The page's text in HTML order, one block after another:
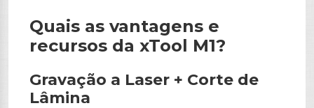
Quais as vantagens e
recursos da xTool M1?
Gravação a Laser + Corte de
Lâmina